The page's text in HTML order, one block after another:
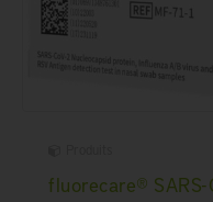
fluorecare®